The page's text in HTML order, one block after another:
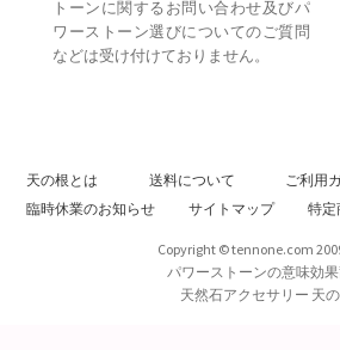
トーンに関するお問い合わせ及びパ
ワーストーン選びについてのご質問
などは受け付けておりません。
天の根とは 送料について ご利用
臨時休業のお知らせ
サイトマップ 特定
Copyright © tennone.com
パワーストーンの意味効
天然石アクセサリー 天